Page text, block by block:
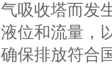
吸收塔而发
位和流量，
保排放符合